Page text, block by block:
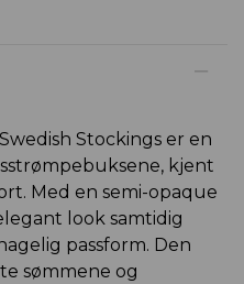
Stockings er en
kjent
Med en semi-opaque
look samtidig
passform. Den
sømmene og